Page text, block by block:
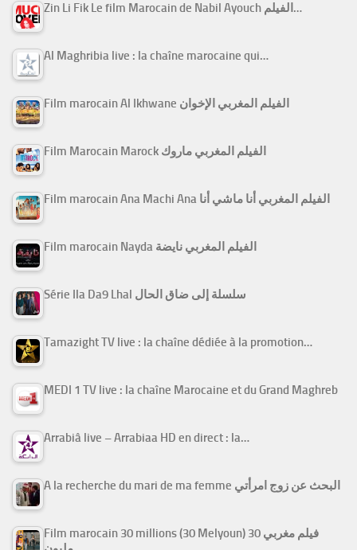
Zin Li Fik Le film Marocain de Nabil Ayouch الفيلم…
Al Maghribia live : la chaîne marocaine qui…
Film marocain Al Ikhwane الفيلم المغربي الإخوان
Film Marocain Marock الفيلم المغربي ماروك
Film marocain Ana Machi Ana الفيلم المغربي أنا ماشي أنا
Film marocain Nayda الفيلم المغربي نايضة
Série Ila Da9 Lhal سلسلة إلى ضاق الحال
Tamazight TV live : la chaîne dédiée à la promotion…
MEDI 1 TV live : la chaîne Marocaine et du Grand Maghreb
Arrabiâ live – Arrabiaa HD en direct : la…
A la recherche du mari de ma femme البحث عن زوج امرأتي
Film marocain 30 millions (30 Melyoun) فيلم مغربي 30